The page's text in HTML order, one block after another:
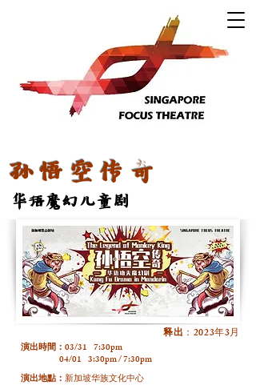
孙悟空传奇
华语魔幻儿童剧
​释出 ： 2023年3月
演出時間： 03/31 7:30pm
04/01 3:30pm / 7:30pm
演出地點： 新加坡华族文化中心